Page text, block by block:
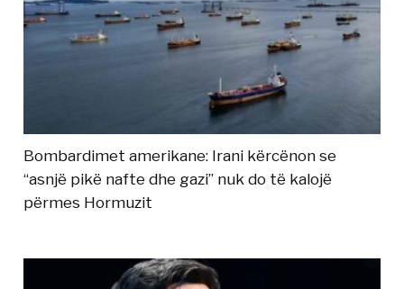
Bombardimet amerikane: Irani kërcënon se
“asnjë pikë nafte dhe gazi” nuk do të kalojë
përmes Hormuzit